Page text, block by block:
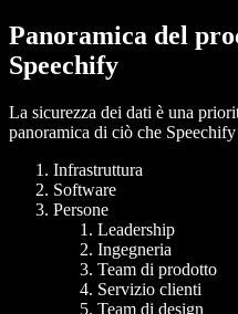
Panoramica del
Speechify
La sicurezza dei dati è una
panoramica di ciò che
Infrastruttura
Software
Persone
Leadership
Ingegneria
Team di prodotto
Servizio clienti
Team di design